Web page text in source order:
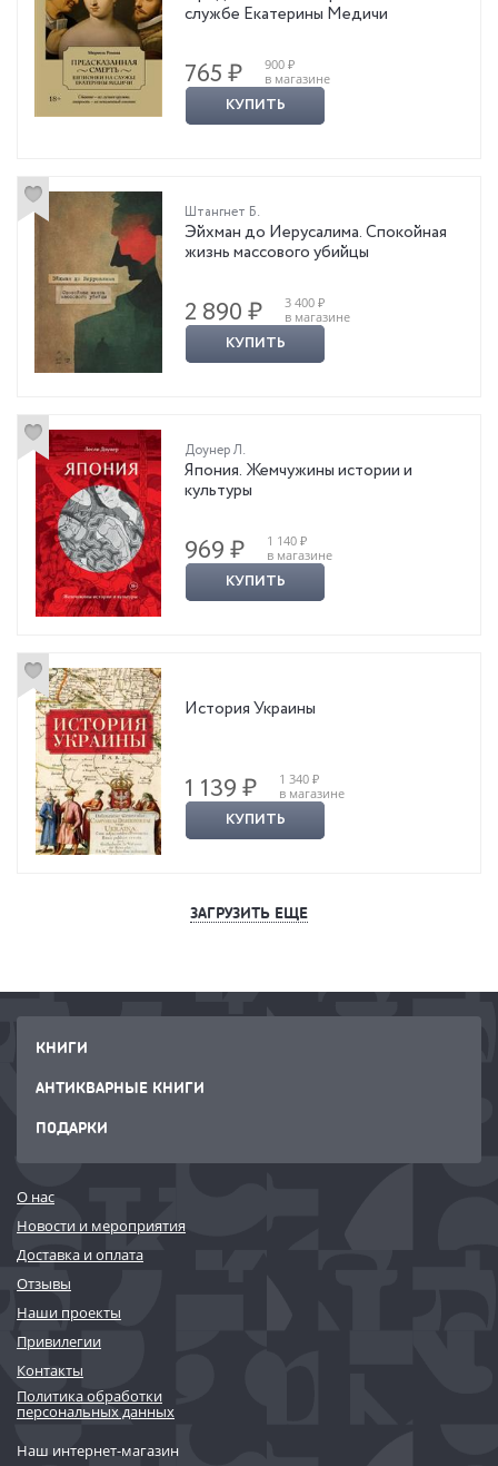
службе Екатерины Медичи
765 ₽
900 ₽
в магазине
КУПИТЬ
Штангнет Б.
Эйхман до Иерусалима. Спокойная
жизнь массового убийцы
2 890 ₽
3 400 ₽
в магазине
КУПИТЬ
Доунер Л.
Япония. Жемчужины истории и
культуры
969 ₽
1 140 ₽
в магазине
КУПИТЬ
История Украины
1 139 ₽
1 340 ₽
в магазине
КУПИТЬ
ЗАГРУЗИТЬ ЕЩЕ
КНИГИ
АНТИКВАРНЫЕ КНИГИ
ПОДАРКИ
О нас
Новости и мероприятия
Доставка и оплата
Отзывы
Наши проекты
Привилегии
Контакты
Политика обработки
персональных данных
Наш интернет-магазин